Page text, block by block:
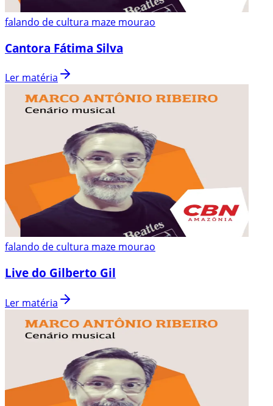
falando de cultura maze mourao
Cantora Fátima Silva
Ler matéria
falando de cultura maze mourao
Live do Gilberto Gil
Ler matéria